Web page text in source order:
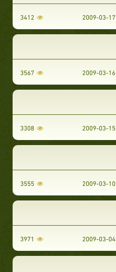
2009-03-17
3412
2009-03-16
3567
2009-03-15
3308
2009-03-10
3555
2009-03-04
3971